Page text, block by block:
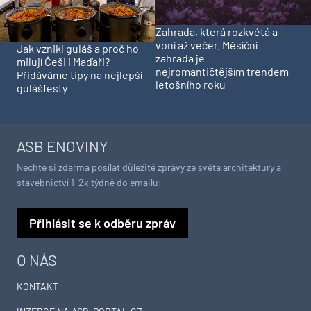
Jak vznikl guláš a proč ho
milují Češi i Maďaři?
Přidáváme tipy na nejlepší
gulášfesty
Zahrada, která rozkvétá a
voní až večer. Měsíční
zahrada je
nejromantičtějším trendem
letošního roku
O NÁS
KONTAKT
ASB ENOVINY
Nechte si zdarma posílat důležité zprávy ze světa architektury a
stavebnictví 1-2x týdně do emailu:
Přihlásit se k odběru zpráv